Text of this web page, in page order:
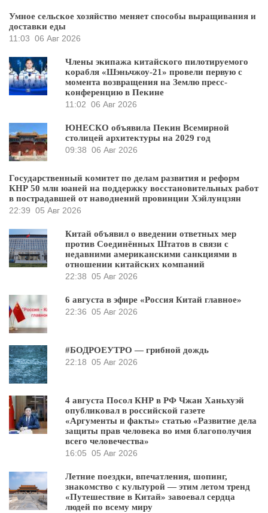
Умное сельское хозяйство меняет способы выращивания и
доставки еды
11:03 06 Авг 2026
Члены экипажа китайского пилотируемого
корабля «Шэньчжоу-21» провели первую с
момента возвращения на Землю пресс-
конференцию в Пекине
11:02 06 Авг 2026
ЮНЕСКО объявила Пекин Всемирной
столицей архитектуры на 2029 год
09:38 06 Авг 2026
Государственный комитет по делам развития и реформ
КНР 50 млн юаней на поддержку восстановительных работ
в пострадавшей от наводнений провинции Хэйлунцзян
22:39 05 Авг 2026
Китай объявил о введении ответных мер
против Соединённых Штатов в связи с
недавними американскими санкциями в
отношении китайских компаний
22:38 05 Авг 2026
6 августа в эфире «Россия Китай главное»
22:36 05 Авг 2026
#БОДРОЕУТРО — грибной дождь
22:18 05 Авг 2026
4 августа Посол КНР в РФ Чжан Ханьхуэй
опубликовал в российской газете
«Аргументы и факты» статью «Развитие дела
защиты прав человека во имя благополучия
всего человечества»
16:05 05 Авг 2026
Летние поездки, впечатления, шопинг,
знакомство с культурой — этим летом тренд
«Путешествие в Китай» завоевал сердца
людей по всему миру